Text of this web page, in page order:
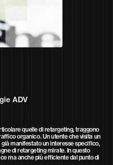
ADV
quelle di retargeting, traggono
organico. Un utente che visita un
manifestato un interesse specifico,
di retargeting mirate. In questo
ma anche più efficiente dal punto di